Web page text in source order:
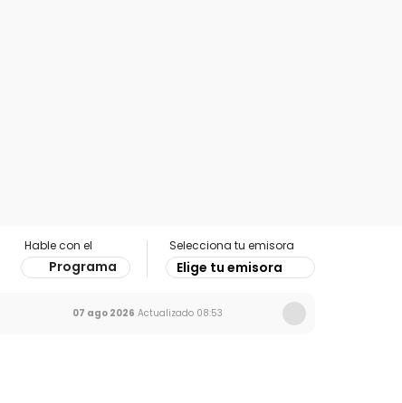
Hable con el
Programa
Selecciona tu emisora
Elige tu emisora
07 ago 2026 Actualizado 08:53